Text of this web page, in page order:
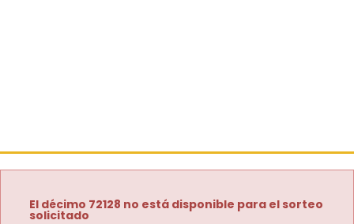
El décimo 72128 no está disponible para el sorteo
solicitado